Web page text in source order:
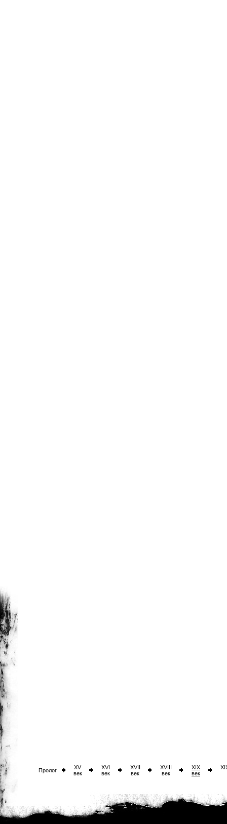
Пролог
XV
век
XVI
век
XVII
век
XVIII
век
XIX
век